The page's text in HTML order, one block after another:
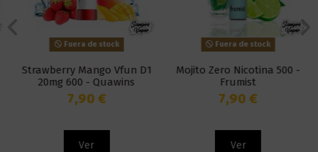
Fuera de stock
Strawberry Mango Vfun D1
20mg 600 - Quawins
7,90 €
Ver
Fuera de stock
Mojito Zero Nicotina 500 -
Frumist
7,90 €
Ver